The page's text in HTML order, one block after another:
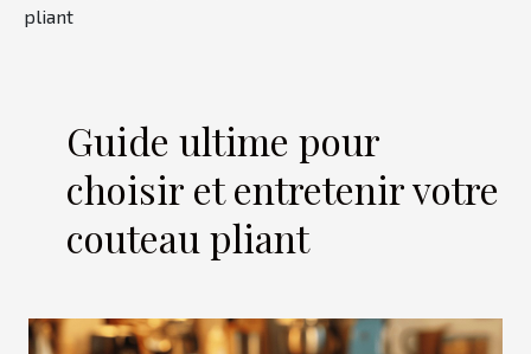
pliant
Guide ultime pour
choisir et entretenir votre
couteau pliant